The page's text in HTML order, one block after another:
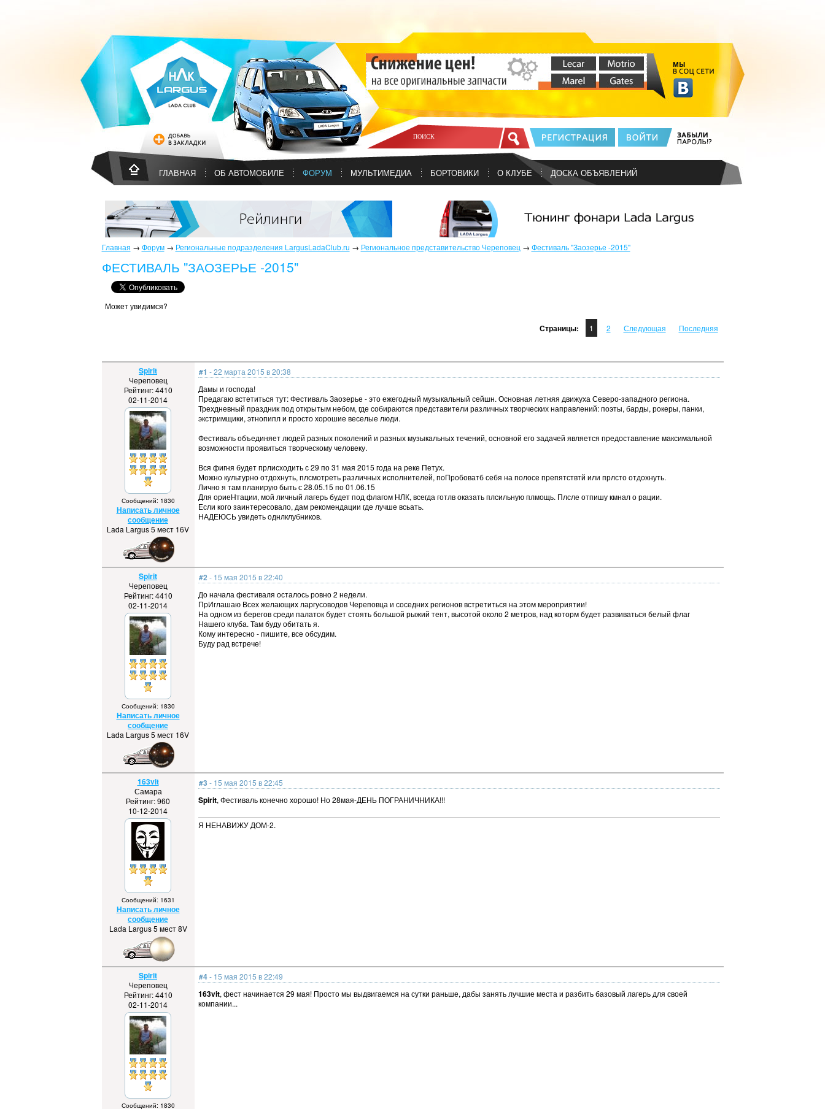
ГЛАВНАЯ ОБ АВТОМОБИЛЕ ФОРУМ МУЛЬТИМЕДИА БОРТОВИКИ О КЛУБЕ ДОСКА ОБЪЯВЛЕНИЙ
Главная → Форум→ Региональные подразделения LargusLadaClub.ru → Региональное представительство Череповец → Фестиваль "Заозерье -2015"
ФЕСТИВАЛЬ "ЗАОЗЕРЬЕ -2015"
Может увидимся?
Страницы: 1 2 Следующая Последняя
Spirit
Череповец
Рейтинг: 4410
02-11-2014
Сообщений: 1830
Написать личное
сообщение
Lada Largus 5 мест 16V
#1 - 22 марта 2015 в 20:38
Дамы и господа!
Предагаю встетиться тут: Фестиваль Заозерье - это ежегодный музыкальный сейшн. Основная летняя движуха Северо-западного региона.
Трехдневный праздник под открытым небом, где собираются представители различных творческих направлений: поэты, барды, рокеры, панки,
экстримщики, этнопипл и просто хорошие веселые люди.
Фестиваль объединяет людей разных поколений и разных музыкальных течений, основной его задачей является предоставление максимальной
возможности проявиться творческому человеку.
Вся фигня будет прлисходить с 29 по 31 мая 2015 года на реке Петух.
Можно культурно отдохнуть, плсмотреть различных исполнителей, поПробоватб себя на полосе препятствтй или прлсто отдохнуть.
Лично я там планирую быть с 28.05.15 по 01.06.15
Для ориеНтации, мой личный лагерь будет под флагом НЛК, всегда готлв оказать плсильную плмощь. Плсле отпишу кмнал о рации.
Если кого заинтересовало, дам рекомендации где лучше всьать.
НАДЕЮСЬ увидеть однлклубников.
Spirit
Череповец
Рейтинг: 4410
02-11-2014
Сообщений: 1830
Написать личное
сообщение
Lada Largus 5 мест 16V
#2 - 15 мая 2015 в 22:40
До начала фестиваля осталось ровно 2 недели.
ПрИглашаю Всех желающих ларгусоводов Череповца и соседних регионов встретиться на этом мероприятии!
На одном из берегов среди палаток будет стоять большой рыжий тент, высотой около 2 метров, над которм будет развиваться белый флаг
Нашего клуба. Там буду обитать я.
Кому интересно - пишите, все обсудим.
Буду рад встрече!
163vit
Самара
Рейтинг: 960
10-12-2014
Сообщений: 1631
Написать личное
сообщение
Lada Largus 5 мест 8V
#3 - 15 мая 2015 в 22:45
Spirit, Фестиваль конечно хорошо! Но 28мая-ДЕНЬ ПОГРАНИЧНИКА!!!
Я НЕНАВИЖУ ДОМ-2.
Spirit
Череповец
Рейтинг: 4410
02-11-2014
Сообщений: 1830
#4- 15 мая 2015 в 22:49
163vit, фест начинается 29 мая! Просто мы выдвигаемся на сутки раньше, дабы занять лучшие места и разбить базовый лагерь для своей
компании...